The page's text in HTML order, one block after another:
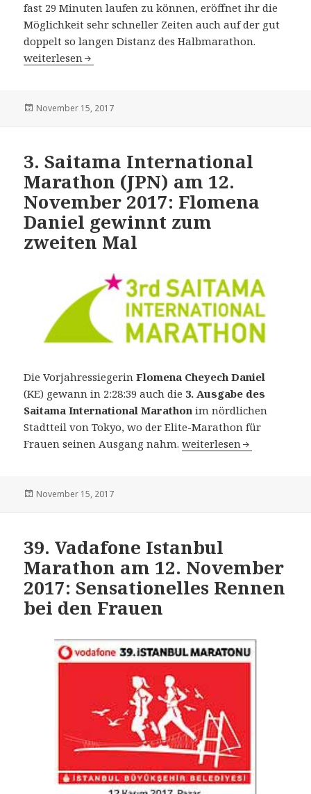
fast 29 Minuten laufen zu können, eröffnet ihr die
Möglichkeit sehr schneller Zeiten auch auf der gut
doppelt so langen Distanz des Halbmarathon.
13. Airtel New Delhi Halbmarathon am 19. November:
weiterlesen
Veröffentlicht
November 15, 2017
3. Saitama International
Marathon (JPN) am 12.
November 2017: Flomena
Daniel gewinnt zum
zweiten Mal
Die VorjahressiegerinFlomena Cheyech Daniel
(KE) gewann in 2:28:39 auch die 3. Ausgabe des
Saitama International Marathon im nördlichen
Stadtteil von Tokyo, wo der Elite-Marathon für
Frauen seinen Ausgang nahm.3. Saitama International
weiterlesen
Veröffentlicht
November 15, 2017
39. Vadafone Istanbul
Marathon am 12. November
2017: Sensationelles Rennen
bei den Frauen